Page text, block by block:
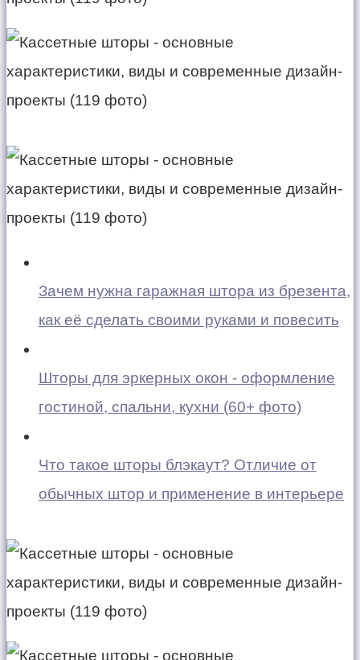
Зачем нужна гаражная штора из брезента,
как её сделать своими руками и повесить
Шторы для эркерных окон - оформление
гостиной, спальни, кухни (60+ фото)
Что такое шторы блэкаут? Отличие от
обычных штор и применение в интерьере